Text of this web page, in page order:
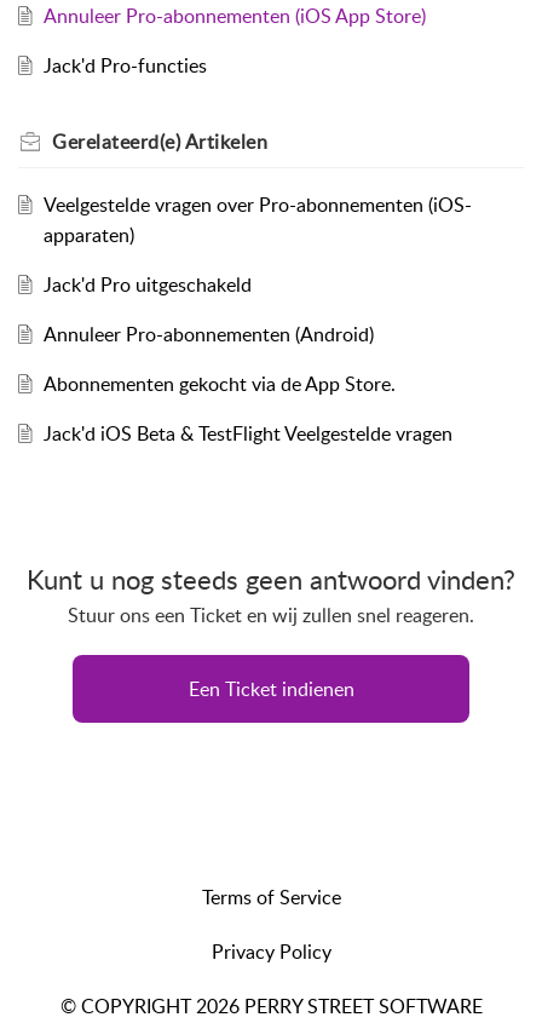
Annuleer Pro-abonnementen (iOS App Store)
Jack'd Pro-functies
Gerelateerd(e)Artikelen
Veelgestelde vragen over Pro-abonnementen (iOS-
apparaten)
Jack'd Pro uitgeschakeld
Annuleer Pro-abonnementen (Android)
Abonnementen gekocht via de App Store.
Jack'd iOS Beta & TestFlight Veelgestelde vragen
Kunt u nog steeds geen antwoord vinden?
Stuur ons een Ticket en wij zullen snel reageren.
Een Ticket indienen
Terms of Service
Privacy Policy
© COPYRIGHT 2026 PERRY STREET SOFTWARE